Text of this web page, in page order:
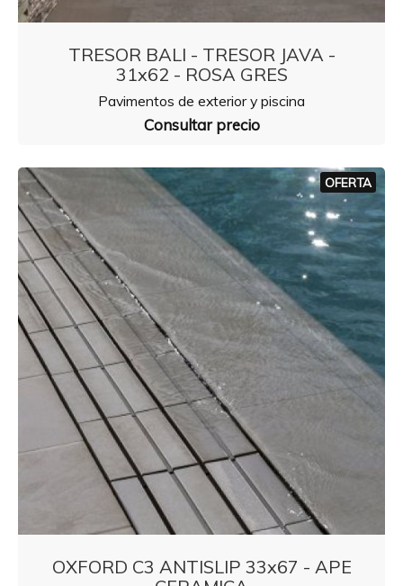
TRESOR BALI - TRESOR JAVA -
31x62 - ROSA GRES
Pavimentos de exterior y piscina
Consultar precio
OFERTA
OXFORD C3 ANTISLIP 33x67 - APE